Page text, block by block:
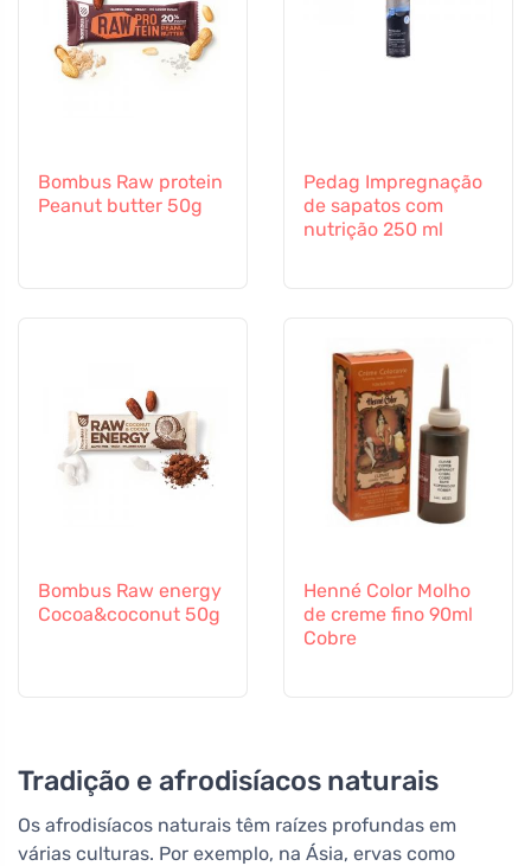
Bombus Raw protein
Peanut butter 50g
Pedag Impregnação
de sapatos com
nutrição 250 ml
Bombus Raw energy
Cocoa&coconut 50g
Henné Color Molho
de creme fino 90ml
Cobre
Tradição e afrodisíacos naturais
Os afrodisíacos naturais têm raízes profundas em
várias culturas. Por exemplo, na Ásia, ervas como